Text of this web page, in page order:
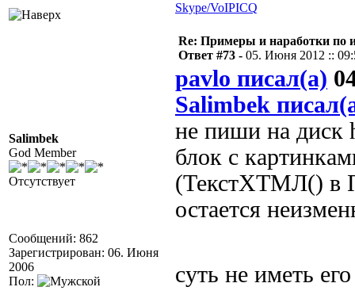
Skype/VoIPICQ
Salimbek
God Member
Отсутствует
Сообщений: 862
Зарегистрирован: 06. Июня
2006
Пол:
Re: Примеры и наработки по
Ответ #73 - 05. Июня 2012 ::
pavlo писал(а)
Salimbek
не пиши на диск
блок с
(ТекстХТМЛ() в
остается
суть не иметь